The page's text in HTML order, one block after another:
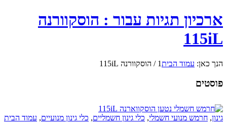
ארכיון תגיות עבור : הוסקוורנה
115iL
הנך כאן: עמוד הבית1
/ הוסקוורנה 115iL
פוסטים
גינון, חרמש מנועי חשמלי, כלי גינון חשמליים, כלי גינון מנועיים, עמוד הבית